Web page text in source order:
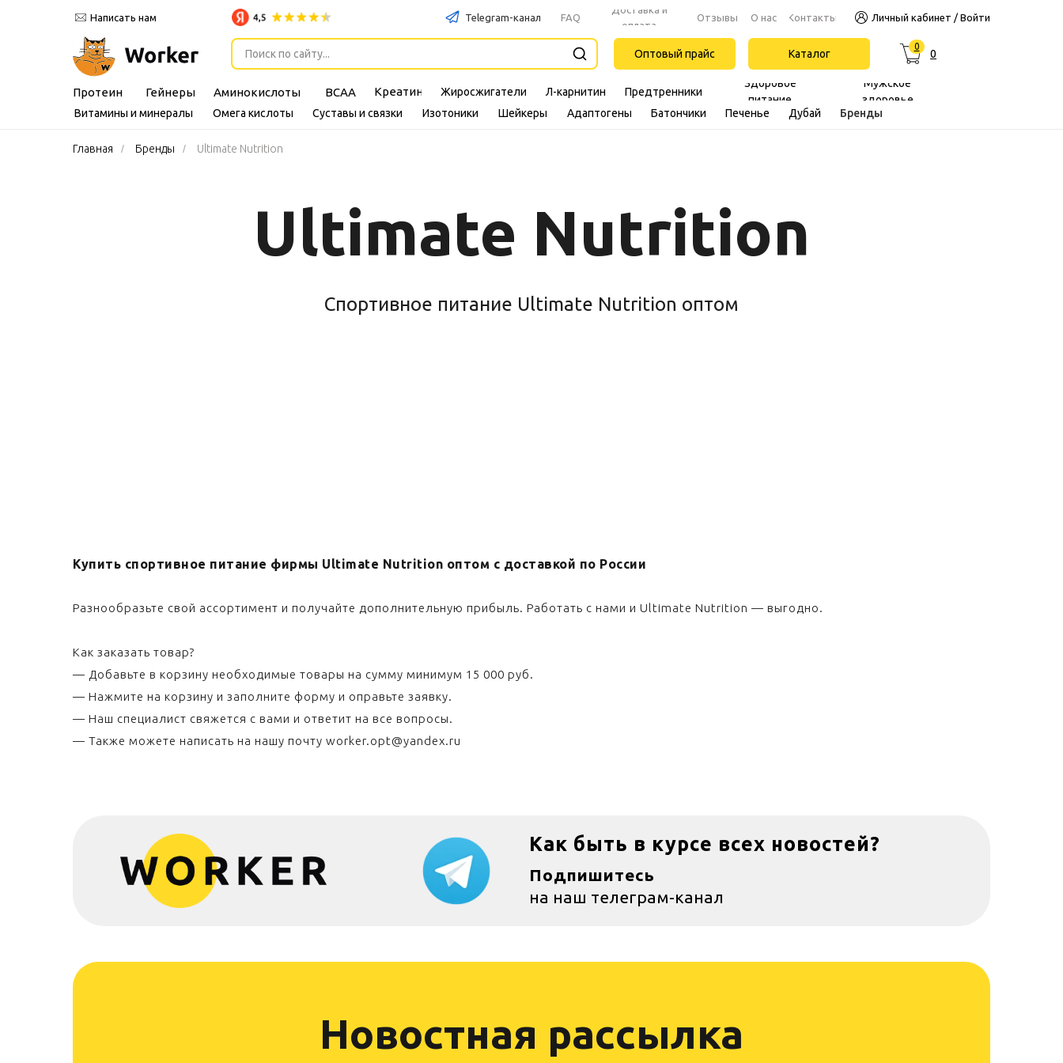
Каталог
Контакты
Доставка и
оплата
О нас
0
0
Протеин Гейнеры Аминокислоты Креатин
Изотоники
Жиросжигатели
Здоровое
питание
Витамины и минералы
Омега кислоты Суставы и связки
Предтренники
Шейкеры
Мужское
здоровье
Адаптогены
Л-карнитин
Бренды
Поиск по сайту...
Написать нам
Батончики Дубай
Печенье
Оптовый прайс
Отзывы
FAQ
BCAA
Личный кабинет / Войти
Telegram-канал
Главная / Бренды / Ultimate Nutrition
Cпортивное питание Ultimate Nutrition оптом
Ultimate Nutrition
Купить спортивное питание фирмы Ultimate Nutrition оптом с доставкой по России
Разнообразьте свой ассортимент и получайте дополнительную прибыль. Работать с нами и Ultimate Nutrition — выгодно.
Как заказать товар?
— Добавьте в корзину необходимые товары на сумму минимум 15 000 руб.
— Нажмите на корзину и заполните форму и оправьте заявку.
— Наш специалист свяжется с вами и ответит на все вопросы.
— Также можете написать на нашу почту worker.opt@yandex.ru
Как быть в курсе всех новостей?
Подпишитесь
на наш телеграм-канал
Новостная рассылка